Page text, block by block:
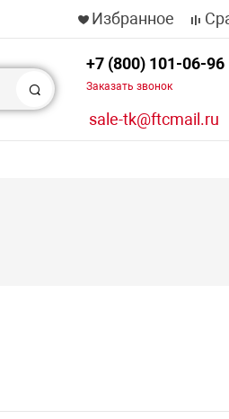
Избранное
Поиск
+7 (800) 101-06-96
Заказать звонок
sale-tk@ftcmail.ru